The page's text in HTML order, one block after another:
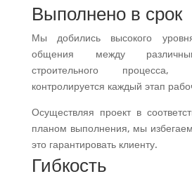
Выполнено в срок
Мы добились высокого
общения между
строительного процесса,
контролируется каждый этап
Осуществляя проект в
планом выполнения, мы
это гарантировать клиенту.
Гибкость